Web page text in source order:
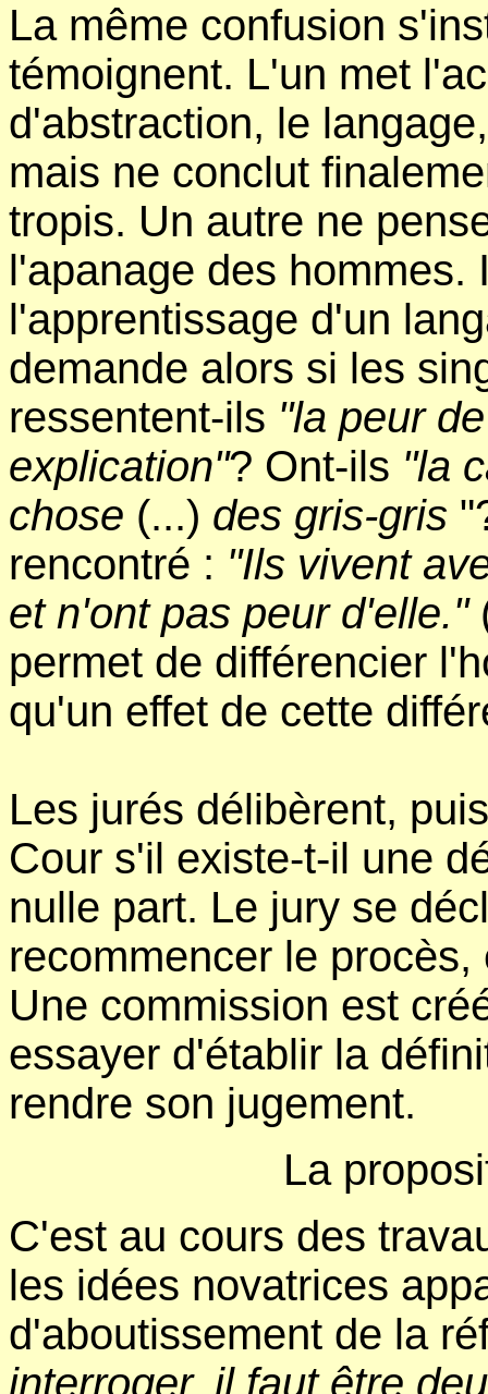
La même confusion
témoignent. L'un met
d'abstraction, le
mais ne conclut
tropis. Un autre ne
l'apanage des hommes.
l'apprentissage d'un
demande alors si les
ressentent-ils "la peur
explication"? Ont-ils "la
chose (...) des gris-gris
rencontré : "Ils vivent
et n'ont pas peur d'elle."
permet de différencier
qu'un effet de cette
Les jurés délibèrent,
Cour s'il existe-t-il une
nulle part. Le jury se
recommencer le
Une commission est
essayer d'établir la
rendre son jugement.
La
C'est au cours des
les idées novatrices
d'aboutissement de la
interroger, il faut être